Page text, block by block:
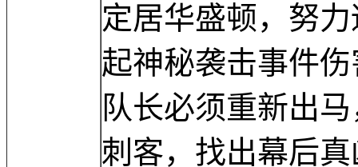
定居华盛顿，努
起神秘袭击事件
队长必须重新出
刺客，找出幕后